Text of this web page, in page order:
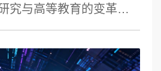
的对接和多模态模型的
学智能体促进分子模拟
提高精度和使用方便
讨论AI在生物医药等方
究与高等教育的变革作
级计算与人工智能的深
高等教育发展的新型基